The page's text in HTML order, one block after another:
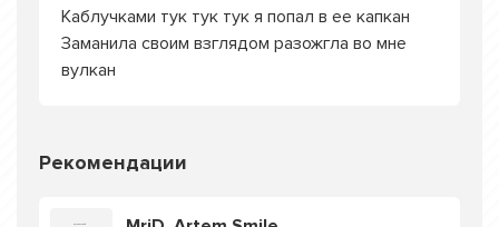
Каблучками тук тук тук я попал в ее капкан
Заманила своим взглядом разожгла во мне
вулкан
Рекомендации